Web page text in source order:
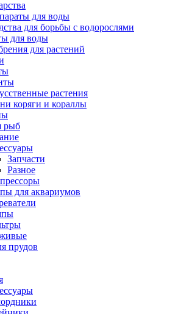
для воды
для борьбы с водорослями
для воды
для растений
растения
коряги и кораллы
рыб
Запчасти
Разное
для аквариумов
прудов